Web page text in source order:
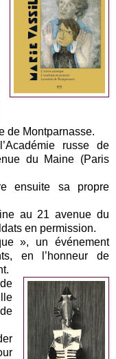
de Montparnasse.
russe de
du Maine (Paris
ensuite sa propre
au 21 avenue du
en permission.
», un événement
en l’honneur de